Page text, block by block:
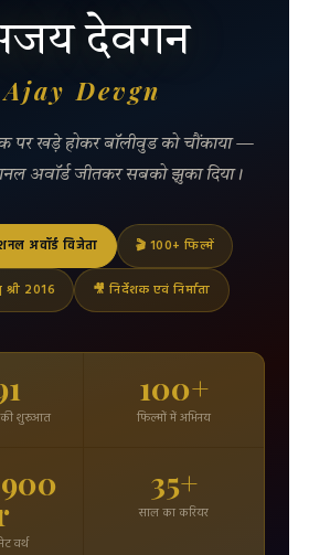
देवगन
Ajay Devgn
पर खड़े होकर बॉलीवुड को चौंकाया —
अवॉर्ड जीतकर सबको झुका दिया।
अवॉर्ड विजेता 🎬 100+ फिल्में
2016 🎥 निर्देशक एवं निर्माता
की शुरुआत
100+
फिल्मों में अभिनय
वर्थ
35+
साल का करियर